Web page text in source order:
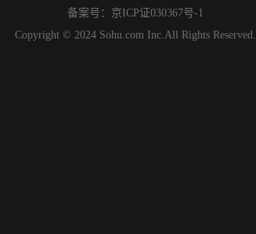
备案号： 京ICP证030367号-1
Copyright © 2024 Sohu.com Inc.All Rights Reserved.